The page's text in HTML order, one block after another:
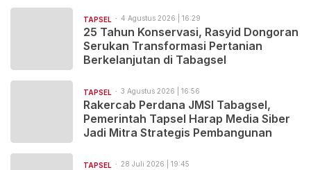
TAPSEL 4 Agustus 2026 | 16:29
25 Tahun Konservasi, Rasyid Dongoran
Serukan Transformasi Pertanian
Berkelanjutan di Tabagsel
TAPSEL 3 Agustus 2026 | 16:56
Rakercab Perdana JMSI Tabagsel,
Pemerintah Tapsel Harap Media Siber
Jadi Mitra Strategis Pembangunan
TAPSEL 28 Juli 2026 | 19:45